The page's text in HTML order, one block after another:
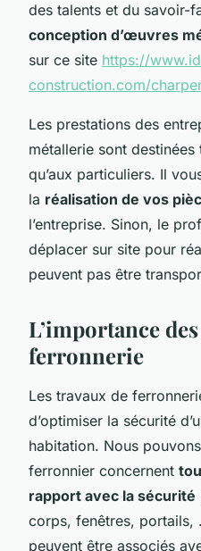
des talents et du savoir-
conception d’œuvres
sur ce site https://
construction.com/
Les prestations des
métallerie sont
qu’aux particuliers. Il
la réalisation de vos
l’entreprise. Sinon, le
déplacer sur site pour
peuvent pas être
L’importance
ferronnerie
Les travaux de
d’optimiser la sécurité
habitation. Nous
ferronnier concernent
rapport avec la sécurité
corps, fenêtres, portails,
peuvent être associés